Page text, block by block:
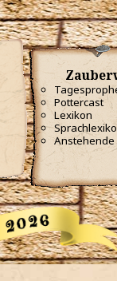
Pottercast
Lexikon